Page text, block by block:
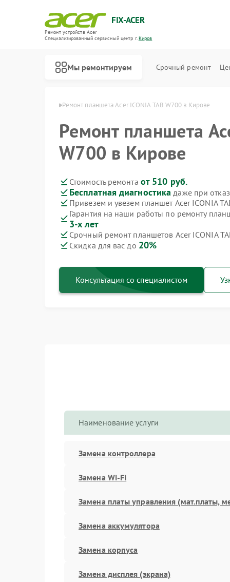
FIX-ACER
Ремонт устройств Acer
Специализированный cервисный центр г.Киров
Мы ремонтируем Срочный ремонт
Ремонт планшета Acer ICONIA TAB W700 в Кирове
Ремонт планшета
W700 в Кирове
Стоимость ремонта от 510 руб.
Бесплатная диагностика даже при
Привезем и увезем планшет Acer ICONIA
Гарантия на наши работы по ремонту
3-х лет
Срочный ремонт планшетов Acer ICONIA
Скидка для вас до 20%
Консультация со специалистом
Наименование услуги
Замена контроллера
Замена Wi-Fi
Замена платы управления (мат.платы,
Замена аккумулятора
Замена корпуса
Замена дисплея (экрана)